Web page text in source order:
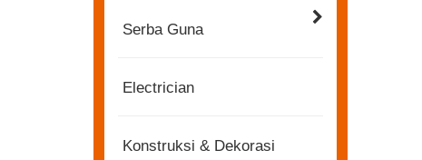
Serba Guna
Electrician
Konstruksi & Dekorasi